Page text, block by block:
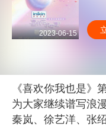
2023-06-15
《喜欢你我也是》
为大家继续谱写浪
秦岚、徐艺洋、张